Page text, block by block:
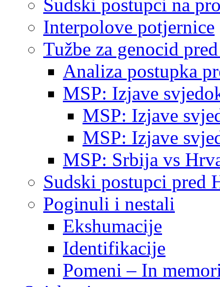
Sudski postupci na
Interpolove potjernice
Tužbe za genocid
Analiza postupka
MSP: Izjave
MSP: Izjave
MSP: Izjave
MSP: Srbija vs
Sudski postupci pred
Poginuli i nestali
Ekshumacije
Identifikacije
Pomeni – In